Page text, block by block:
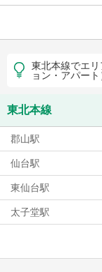
東北本線でエ
ョン・アパー
東北本線
郡山駅
仙台駅
東仙台駅
太子堂駅